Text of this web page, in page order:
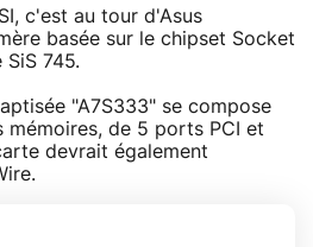
c'est au tour d'Asus
basée sur le chipset Socket
SiS 745.
"A7S333" se compose
mémoires, de 5 ports PCI et
devrait également